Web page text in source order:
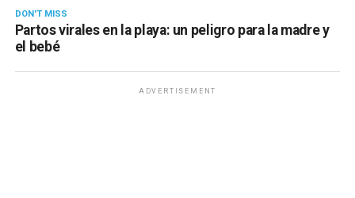
DON'T MISS
Partos virales en la playa: un peligro para la madre y
el bebé
ADVERTISEMENT